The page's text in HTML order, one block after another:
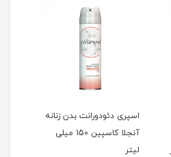
اسپری دئودورانت بدن زنانه
آنجلا کاسپین 150 میلی
لیتر